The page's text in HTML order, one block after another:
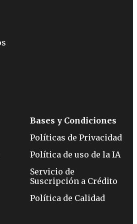
Bases y Condiciones
Políticas de Privacidad
Política de uso de la IA
Servicio de
Suscripción a Crédito
Política de Calidad